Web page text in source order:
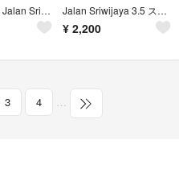
【未使用品】Jalan Sriwijayaジャランスリワヤ革靴希少サイズ12 Jalan Sriwijaya 3.5 ストレートチップ 革靴
¥ 2,200
3 4 …